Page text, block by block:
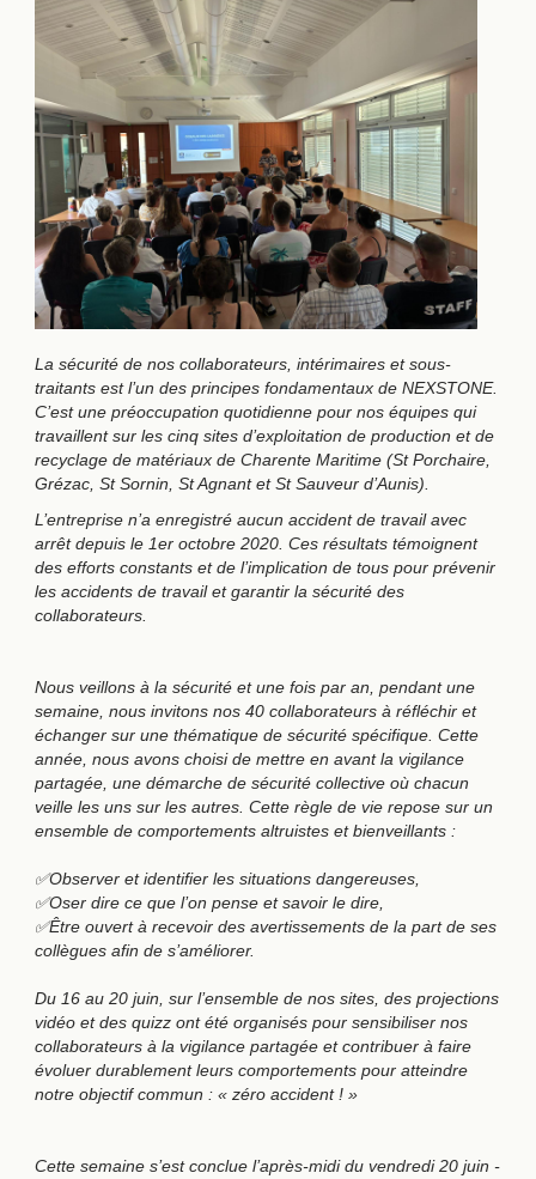
La sécurité de nos collaborateurs, intérimaires et sous-
traitants est l’un des principes fondamentaux de NEXSTONE.
C’est une préoccupation quotidienne pour nos équipes qui
travaillent sur les cinq sites d’exploitation de production et de
recyclage de matériauxde Charente Maritime (St Porchaire,
Grézac, St Sornin, St Agnant et St Sauveur d’Aunis).
L’entreprise n’a enregistré aucun accident de travail avec
arrêt depuis le 1er octobre 2020. Ces résultats témoignent
des efforts constants et de l’implication de tous pour prévenir
les accidents de travail et garantir la sécurité des
collaborateurs.
Nous veillons à la sécurité et une fois par an, pendant une
semaine, nous invitons nos 40 collaborateurs à réfléchir et
échanger sur une thématique de sécurité spécifique. Cette
année, nous avons choisi de mettre en avant la vigilance
partagée, une démarche de sécurité collective où chacun
veille les uns sur les autres. Cette règle de vie repose sur un
ensemble de comportements altruistes et bienveillants :
✅Observer et identifier les situations dangereuses,
✅Oser dire ce que l’on pense et savoir le dire,
✅Être ouvert à recevoir des avertissements de la part de ses
collègues afin de s’améliorer.
Du 16 au 20 juin, sur l’ensemble de nos sites, des projections
vidéo et des quizz ont été organisés pour sensibiliser nos
collaborateurs à la vigilance partagée et contribuer à faire
évoluer durablement leurs comportements pour atteindre
notre objectif commun : « zéro accident ! »
Cette semaine s’est conclue l’après-midi du vendredi 20 juin -